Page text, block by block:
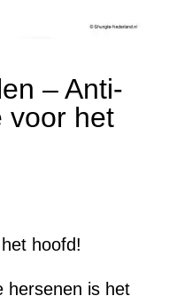
– Anti-
voor het
hoofd!
hersenen is het